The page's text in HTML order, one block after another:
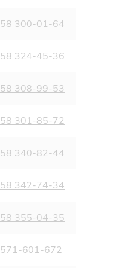
58 300-01-64
58 324-45-36
58 308-99-53
58 301-85-72
58 340-82-44
58 342-74-34
58 355-04-35
571-601-672